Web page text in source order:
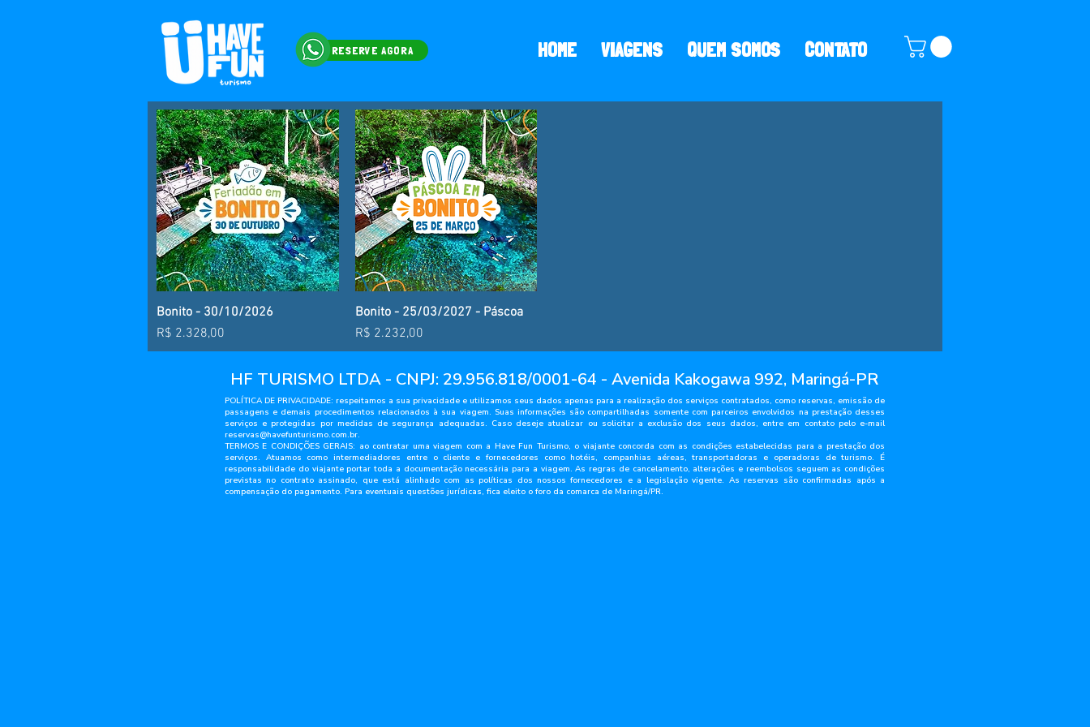
HOME VIAGENS QUEM SOMOS CONTATO
RESERVE AGORA
Visualização rápida
Bonito - 30/10/2026
Preço
R$ 2.328,00
Visualização rápida
Bonito - 25/03/2027 - Páscoa
Preço
R$ 2.232,00
HF TURISMO LTDA - CNPJ: 29.956.818/0001-64 - Avenida Kakogawa 992, Maringá-PR
POLÍTICA DE PRIVACIDADE: respeitamos a sua privacidade e utilizamos seus dados apenas para a realização dos serviços contratados, como reservas, emissão de
passagens e demais procedimentos relacionados à sua viagem. Suas informações são compartilhadas somente com parceiros envolvidos na prestação desses
serviços e protegidas por medidas de segurança adequadas. Caso deseje atualizar ou solicitar a exclusão dos seus dados, entre em contato pelo e-mail
reservas@havefunturismo.com.br.
TERMOS E CONDIÇÕES GERAIS: ao contratar uma viagem com a Have Fun Turismo, o viajante concorda com as condições estabelecidas para a prestação dos
serviços. Atuamos como intermediadores entre o cliente e fornecedores como hotéis, companhias aéreas, transportadoras e operadoras de turismo. É
responsabilidade do viajante portar toda a documentação necessária para a viagem. As regras de cancelamento, alterações e reembolsos seguem as condições
previstas no contrato assinado, que está alinhado com as políticas dos nossos fornecedores e a legislação vigente. As reservas são confirmadas após a
compensação do pagamento. Para eventuais questões jurídicas, fica eleito o foro da comarca de Maringá/PR.